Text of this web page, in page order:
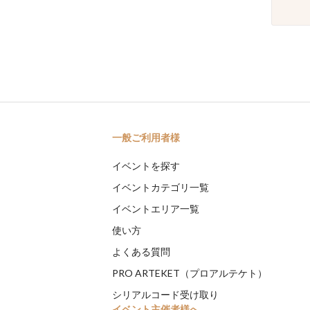
一般ご利用者様
イベントを探す
イベントカテゴリ一覧
イベントエリア一覧
使い方
よくある質問
PRO ARTEKET（プロアルテケト）
シリアルコード受け取り